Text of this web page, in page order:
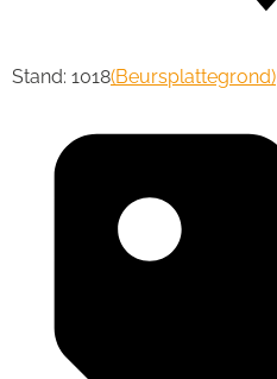
Stand: 1018(Beursplattegrond)